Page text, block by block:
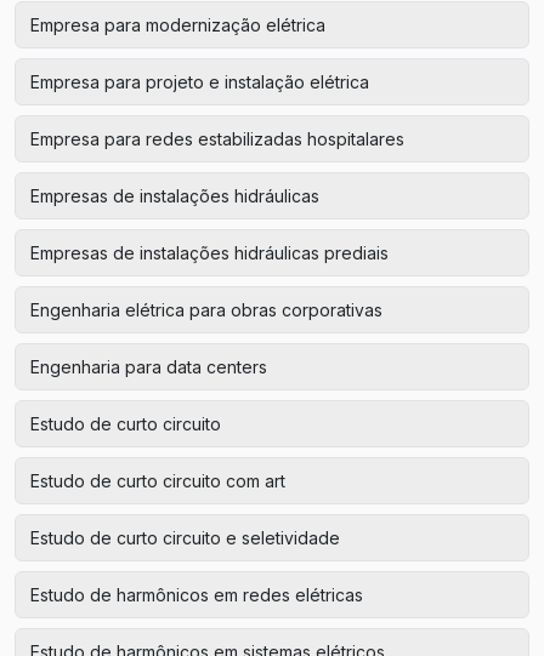
Empresa para modernização elétrica
Empresa para projeto e instalação elétrica
Empresa para redes estabilizadas hospitalares
Empresas de instalações hidráulicas
Empresas de instalações hidráulicas prediais
Engenharia elétrica para obras corporativas
Engenharia para data centers
Estudo de curto circuito
Estudo de curto circuito com art
Estudo de curto circuito e seletividade
Estudo de harmônicos em redes elétricas
Estudo de harmônicos em sistemas elétricos